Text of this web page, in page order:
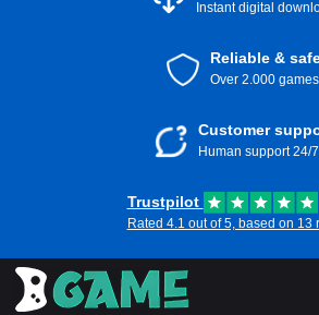
Instant digital
Reliable &
Over 2.000 games
Customer
Human support 24/7
Trustpilot
Rated 4.1 out of 5, based on 13